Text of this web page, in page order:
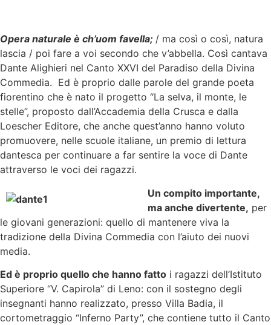
Opera naturale è ch’uom favella; / ma così o così, natura
lascia / poi fare a voi secondo che v’abbella. Così cantava
Dante Alighieri nel Canto XXVI del Paradiso della Divina
Commedia. Ed è proprio dalle parole del grande poeta
fiorentino che è nato il progetto “La selva, il monte, le
stelle”, proposto dall’Accademia della Crusca e dalla
Loescher Editore, che anche quest’anno hanno voluto
promuovere, nelle scuole italiane, un premio di lettura
dantesca per continuare a far sentire la voce di Dante
attraverso le voci dei ragazzi.
Un compito importante,
ma anche divertente, per
le giovani generazioni: quello di mantenere viva la
tradizione della Divina Commedia con l’aiuto dei nuovi
media.
Ed è proprio quello che hanno fatto i ragazzi dell’Istituto
Superiore “V. Capirola” di Leno: con il sostegno degli
insegnanti hanno realizzato, presso Villa Badia, il
cortometraggio “Inferno Party”, che contiene tutto il Canto